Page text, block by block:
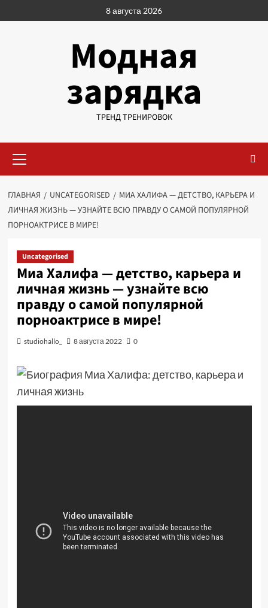
к
8 августа 2026
Модная
зарядка
ТРЕНД ТРЕНИРОВОК
меню
ГЛАВНАЯ UNCATEGORISED
МИА ХАЛИФА — ДЕТСТВО, КАРЬЕРА И
ЛИЧНАЯ ЖИЗНЬ — УЗНАЙТЕ ВСЮ ПРАВДУ О САМОЙ ПОПУЛЯРНОЙ
ПОРНОАКТРИСЕ В МИРЕ!
Uncategorised
Миа Халифа — детство, карьера и
личная жизнь — узнайте всю
правду о самой популярной
порноактрисе в мире!
studiohallo_ 8 августа 2022 0